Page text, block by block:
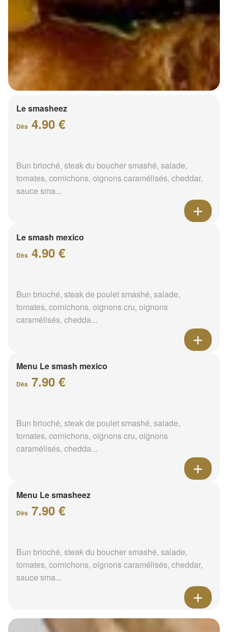
Le smasheez
Dès 4.90 €
Bun brioché, steak du boucher smashé, salade,
tomates, cornichons, oignons caramélisés, cheddar,
sauce sma...
Le smash mexico
Dès 4.90 €
Bun brioché, steak de poulet smashé, salade,
tomates, cornichons, oignons cru, oignons
caramélisés, chedda...
Menu Le smash mexico
Dès 7.90 €
Bun brioché, steak de poulet smashé, salade,
tomates, cornichons, oignons cru, oignons
caramélisés, chedda...
Menu Le smasheez
Dès 7.90 €
Bun brioché, steak du boucher smashé, salade,
tomates, cornichons, oignons caramélisés, cheddar,
sauce sma...